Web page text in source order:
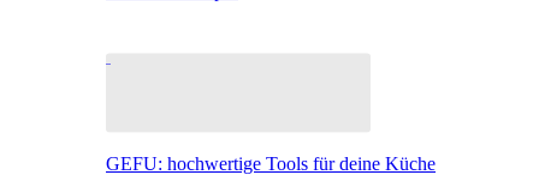
GEFU: hochwertige Tools für deine Küche